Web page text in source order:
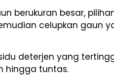
berukuran besar,
celupkan gaun
deterjen yang
hingga tuntas.